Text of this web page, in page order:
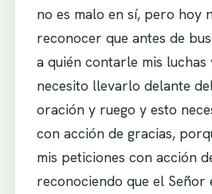
no es malo en sí, pero hoy
reconocer que antes de
a quién contarle mis
necesito llevarlo delante
oración y ruego y esto
con acción de gracias,
mis peticiones con acción
reconociendo que el Señor